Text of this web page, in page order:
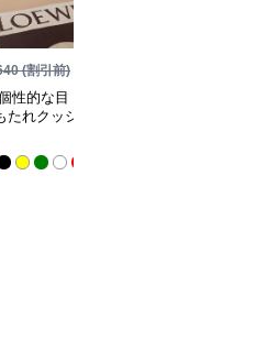
(割引前)
性的な目
たれクッシ